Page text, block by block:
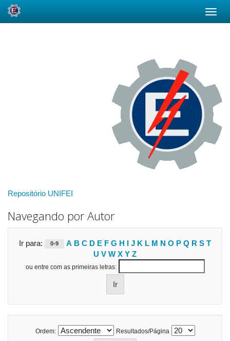
Repositório UNIFEI
Navegando por Autor
Ir para: 0-9 A B C D E F G H I J K L M N O P Q R S T
U V W X Y Z
ou entre com as primeiras letras:
Ordem: Resultados/Página